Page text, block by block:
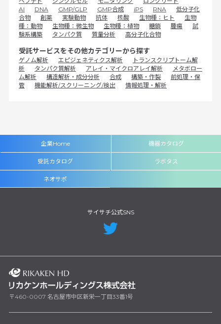
AI
DNA GMP/GLP GMP合成 iPS RNA
低分子化
合物
創薬 実験動物 抗体 核酸 生物種：ヒト
生物
種：動物
生物種：微生物 生物種：植物 糖鎖 腫瘍
試
験系構築
タンパク質 質量分析 高分子化合物
受託サービスをその他カテゴリーから探す
ゲノム解析 エピジェネティクス解析
トランスクリプトーム解
析
タンパク質解析 アレイ・マイクロアレイ解析
メタボロー
ム解析
構造解析・成分分析 合成 構築・作製
前処理・保
管
機能解析/スクリーニング/検出 情報処理・解析
企業Home 機器カタログ
受託カタログ ラボタス
ネオサポ
サイサチ公式SNS
〒460-0007 名古屋市中区新栄一丁目33番1号